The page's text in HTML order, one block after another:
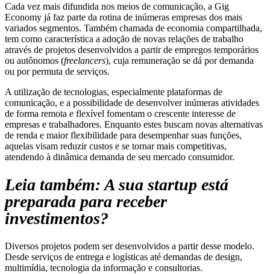
Cada vez mais difundida nos meios de comunicação, a Gig
Economy já faz parte da rotina de inúmeras empresas dos mais
variados segmentos. Também chamada de economia compartilhada,
tem como característica a adoção de novas relações de trabalho
através de projetos desenvolvidos a partir de empregos temporários
ou autônomos (freelancers), cuja remuneração se dá por demanda
ou por permuta de serviços.
A utilização de tecnologias, especialmente plataformas de
comunicação, e a possibilidade de desenvolver inúmeras atividades
de forma remota e flexível fomentam o crescente interesse de
empresas e trabalhadores. Enquanto estes buscam novas alternativas
de renda e maior flexibilidade para desempenhar suas funções,
aquelas visam reduzir custos e se tornar mais competitivas,
atendendo à dinâmica demanda de seu mercado consumidor.
Leia também: A sua startup está
preparada para receber
investimentos?
Diversos projetos podem ser desenvolvidos a partir desse modelo.
Desde serviços de entrega e logísticas até demandas de design,
multimídia, tecnologia da informação e consultorias.